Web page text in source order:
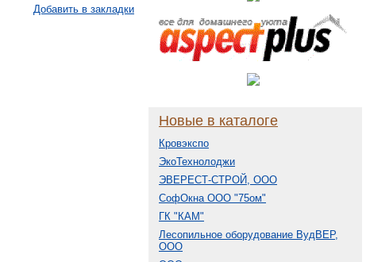
Добавить в закладки
Новые в каталоге
Кровэкспо
ЭкоТехнолоджи
ЭВЕРЕСТ-СТРОЙ, ООО
СофОкна ООО "75ом"
ГК "КАМ"
Лесопильное оборудование ВудВЕР,
ООО